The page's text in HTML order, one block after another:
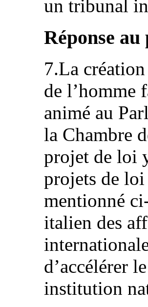
un tribunal
Réponse
7.La
de l’homme
animé au
la Chambre
projet de loi
projets de
mentionné
italien des
d’accélérer
institution